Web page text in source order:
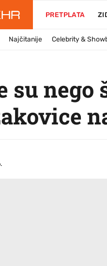
PRETPLATA
Najčitanije Celebrity &
su nego